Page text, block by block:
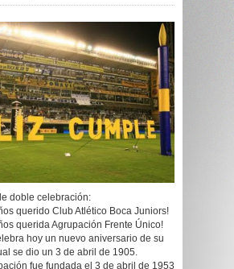
doble celebración:
querido Club Atlético Boca Juniors!
querida Agrupación Frente Único!
hoy un nuevo aniversario de su
se dio un 3 de abril de 1905.
fue fundada el 3 de abril de 1953